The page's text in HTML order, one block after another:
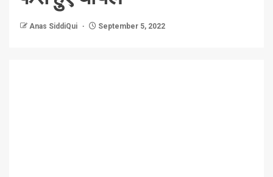
Anas SiddiQui September 5, 2022